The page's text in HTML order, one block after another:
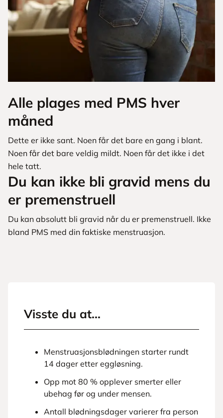
Alle plages med PMS hver
måned
Dette er ikke sant. Noen får det bare en gang i blant.
Noen får det bare veldig mildt. Noen får det ikke i det
hele tatt.
Du kan ikke bli gravid mens du
er premenstruell
Du kan absolutt bli gravid når du er premenstruell. Ikke
bland PMS med din faktiske menstruasjon.
Visste du at...
Menstruasjonsblødningen starter rundt
14 dager etter eggløsning.
Opp mot 80 % opplever smerter eller
ubehag før og under mensen.
Antall blødningsdager varierer fra person